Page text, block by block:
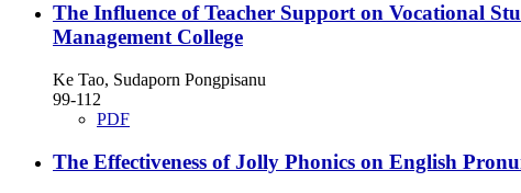
The Influence of Teacher Support on Vocational
Management College
Ke Tao, Sudaporn Pongpisanu
99-112
PDF
The Effectiveness of Jolly Phonics on English